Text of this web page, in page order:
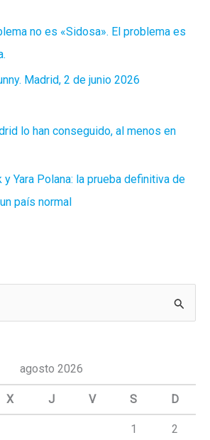
no es «Sidosa». El problema es
Madrid, 2 de junio 2026
lo han conseguido, al menos en
y Yara Polana: la prueba definitiva de
país normal
agosto 2026
X J V S D
1 2